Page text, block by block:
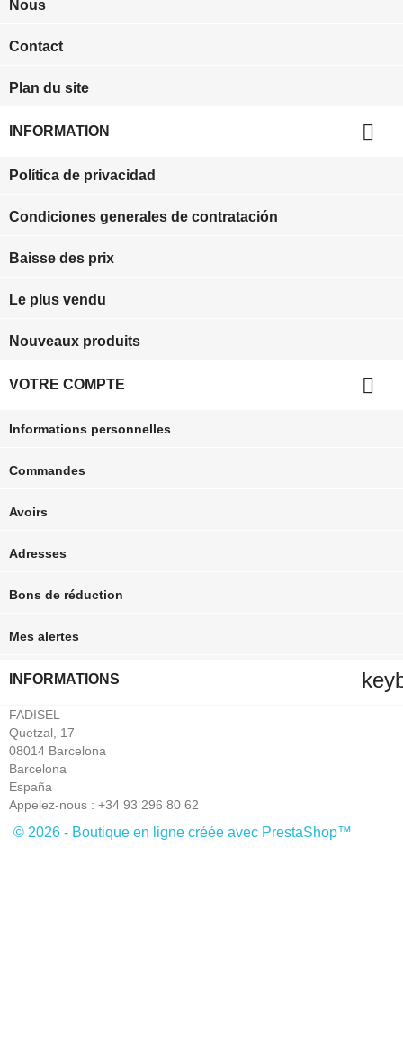
Nous
Contact
Plan du site
INFORMATION 
Política de privacidad
Condiciones generales de contratación
Baisse des prix
Le plus vendu
Nouveaux produits
VOTRE COMPTE 
Informations personnelles
Commandes
Avoirs
Adresses
Bons de réduction
Mes alertes
INFORMATIONS
FADISEL
Quetzal, 17
08014 Barcelona
Barcelona
España
Appelez-nous : +34 93 296 80 62
© 2026 - Boutique en ligne créée avec PrestaShop™